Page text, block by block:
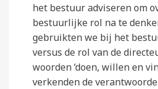
het bestuur adviseren om
bestuurlijke rol na te
gebruikten we bij het
versus de rol van de
woorden ‘doen, willen en
verkenden de